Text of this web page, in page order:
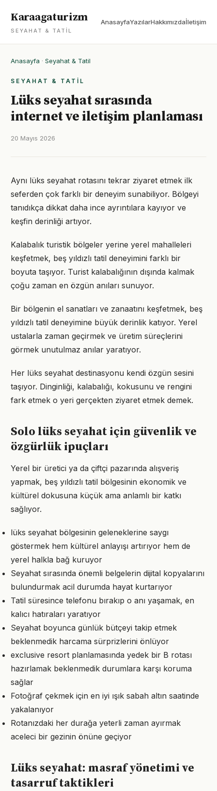
Karaagaturizm
SEYAHAT & TATIL
AnasayfaYazılarHakkımızdaİletişim
Anasayfa · Seyahat & Tatil
SEYAHAT & TATIL
Lüks seyahat sırasında
internet ve iletişim planlaması
20 Mayıs 2026
Aynı lüks seyahat rotasını tekrar ziyaret etmek ilk
seferden çok farklı bir deneyim sunabiliyor. Bölgeyi
tanıdıkça dikkat daha ince ayrıntılara kayıyor ve
keşfin derinliği artıyor.
Kalabalık turistik bölgeler yerine yerel mahalleleri
keşfetmek, beş yıldızlı tatil deneyimini farklı bir
boyuta taşıyor. Turist kalabalığının dışında kalmak
çoğu zaman en özgün anıları sunuyor.
Bir bölgenin el sanatları ve zanaatını keşfetmek, beş
yıldızlı tatil deneyimine büyük derinlik katıyor. Yerel
ustalarla zaman geçirmek ve üretim süreçlerini
görmek unutulmaz anılar yaratıyor.
Her lüks seyahat destinasyonu kendi özgün sesini
taşıyor. Dinginliği, kalabalığı, kokusunu ve rengini
fark etmek o yeri gerçekten ziyaret etmek demek.
Solo lüks seyahat için güvenlik ve
özgürlük ipuçları
Yerel bir üretici ya da çiftçi pazarında alışveriş
yapmak, beş yıldızlı tatil bölgesinin ekonomik ve
kültürel dokusuna küçük ama anlamlı bir katkı
sağlıyor.
lüks seyahat bölgesinin geleneklerine saygı
göstermek hem kültürel anlayışı artırıyor hem de
yerel halkla bağ kuruyor
Seyahat sırasında önemli belgelerin dijital kopyalarını
bulundurmak acil durumda hayat kurtarıyor
Tatil süresince telefonu bırakıp o anı yaşamak, en
kalıcı hatıraları yaratıyor
Seyahat boyunca günlük bütçeyi takip etmek
beklenmedik harcama sürprizlerini önlüyor
exclusive resort planlamasında yedek bir B rotası
hazırlamak beklenmedik durumlara karşı koruma
sağlar
Fotoğraf çekmek için en iyi ışık sabah altın saatinde
yakalanıyor
Rotanızdaki her durağa yeterli zaman ayırmak
aceleci bir gezinin önüne geçiyor
Lüks seyahat: masraf yönetimi ve
tasarruf taktikleri